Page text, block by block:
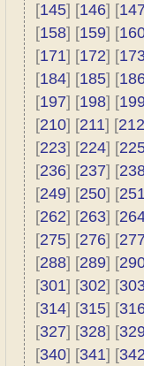
[145] [146] [
[158] [159] [
[171] [172] [
[184] [185] [
[197] [198] [
[210] [211] [212
[223] [224] [
[236] [237] [
[249] [250] [
[262] [263] [
[275] [276] [
[288] [289] [
[301] [302] [
[314] [315] [
[327] [328] [
[340] [341] [